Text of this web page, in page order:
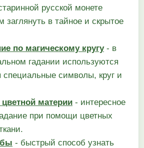
русской монете
заглянуть в тайное и скрытое
по магическому кругу- в
гадании используются
специальные символы, круг и
материи - интересное
при помощи цветных
- быстрый способ узнать